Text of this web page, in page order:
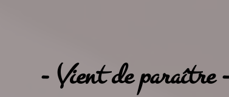
- Vient de paraître -